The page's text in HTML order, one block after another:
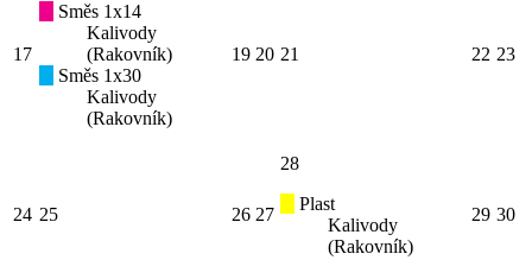
17
Směs 1x14
Kalivody
(Rakovník)
Směs 1x30
Kalivody
(Rakovník)
19 20 21 22 23
24 25 26 27
28
Plast
Kalivody
(Rakovník)
29 30